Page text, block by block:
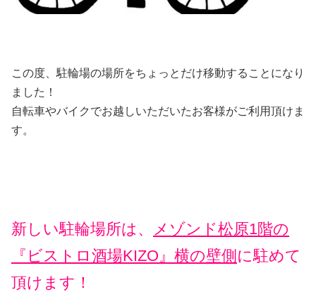
この度、駐輪場の場所をちょっとだけ移動することになり
ました！
自転車やバイクでお越しいただいたお客様がご利用頂けま
す。
新しい駐輪場所は、
メゾンド松原1階の
『ビストロ酒場KIZO』横の壁側に駐めて
頂けます！